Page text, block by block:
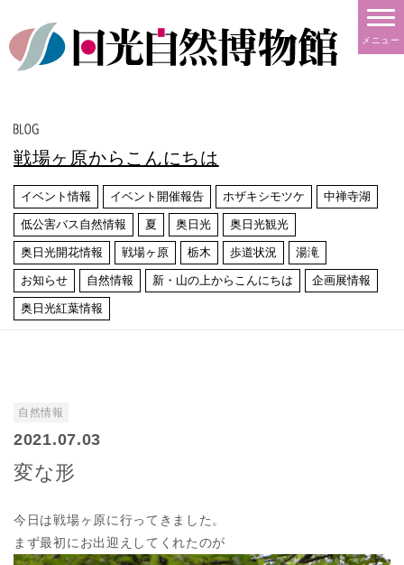
メニュー
戦場ヶ原からこんにちは
イベント情報 イベント開催報告 ホザキシモツケ 中禅寺湖
低公害バス自然情報 夏 奥日光 奥日光観光
奥日光開花情報 戦場ヶ原 栃木 歩道状況 湯滝
お知らせ 自然情報 新・山の上からこんにちは 企画展情報
奥日光紅葉情報
自然情報
2021.07.03
変な形
今日は戦場ヶ原に行ってきました。
まず最初にお出迎えしてくれたのが